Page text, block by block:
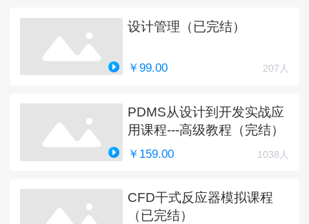
设计管理（已完结）
￥99.00 207人
PDMS从设计到开发实战应
用课程---高级教程（完结）
￥159.00 1038人
CFD干式反应器模拟课程
（已完结）